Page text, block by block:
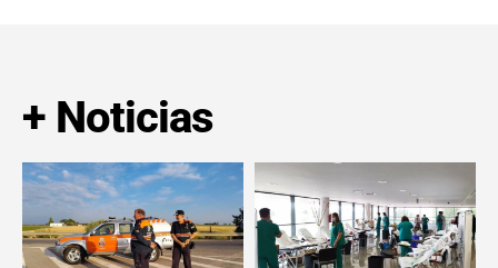
+ Noticias